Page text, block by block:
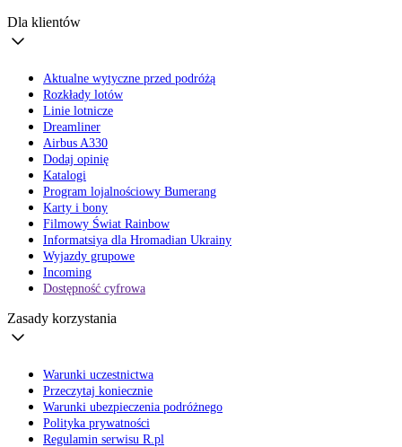
Dla klientów
Aktualne wytyczne przed podróżą
Rozkłady lotów
Linie lotnicze
Dreamliner
Airbus A330
Dodaj opinię
Katalogi
Program lojalnościowy Bumerang
Karty i bony
Filmowy Świat Rainbow
Informatsiya dla Hromadian Ukrainy
Wyjazdy grupowe
Incoming
Dostępność cyfrowa
Zasady korzystania
Warunki uczestnictwa
Przeczytaj koniecznie
Warunki ubezpieczenia podróżnego
Polityka prywatności
Regulamin serwisu R.pl